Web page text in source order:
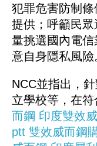
犯罪危害防制
提供；呼籲民
量挑選國內電
意自身隱私風險
NCC並指出，
立學校等，在
而鋼 印度雙效
ptt 雙效威而鋼